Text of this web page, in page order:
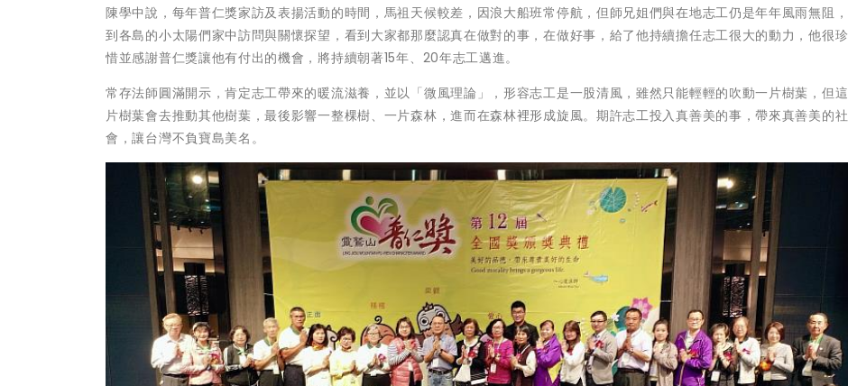
陳學中說，每年普仁獎家訪及表揚活動的時間，馬祖天候較差，因浪大船班常停航，但師兄姐們與在地志工仍是年年風雨無阻，
到各島的小太陽們家中訪問與關懷探望，看到大家都那麼認真在做對的事，在做好事，給了他持續擔任志工很大的動力，他很珍
惜並感謝普仁獎讓他有付出的機會，將持續朝著15年、20年志工邁進。
常存法師圓滿開示，肯定志工帶來的暖流滋養，並以「微風理論」，形容志工是一股清風，雖然只能輕輕的吹動一片樹葉，但這
片樹葉會去推動其他樹葉，最後影響一整棵樹、一片森林，進而在森林裡形成旋風。期許志工投入真善美的事，帶來真善美的社
會，讓台灣不負寶島美名。